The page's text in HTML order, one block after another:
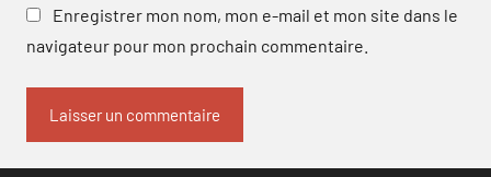
Enregistrer mon nom, mon e-mail et mon site dans le
navigateur pour mon prochain commentaire.